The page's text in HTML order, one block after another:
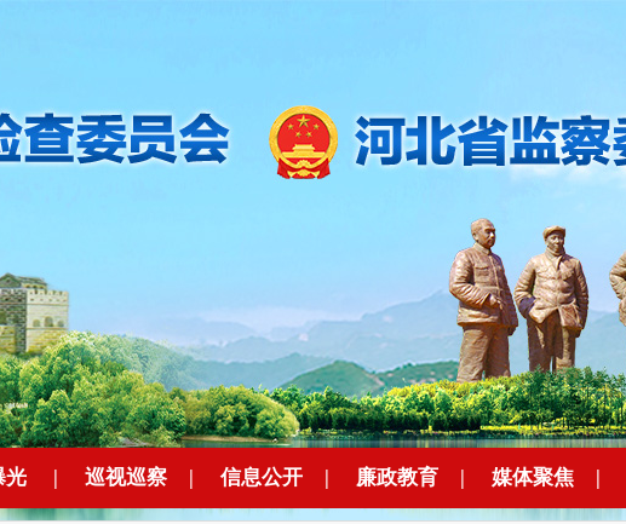
光 | 巡视巡察 | 信息公开 | 廉政教育 | 媒体聚焦 |